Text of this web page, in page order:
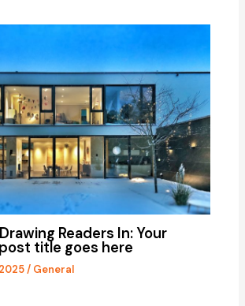
Readers In: Your
title goes here
/ General